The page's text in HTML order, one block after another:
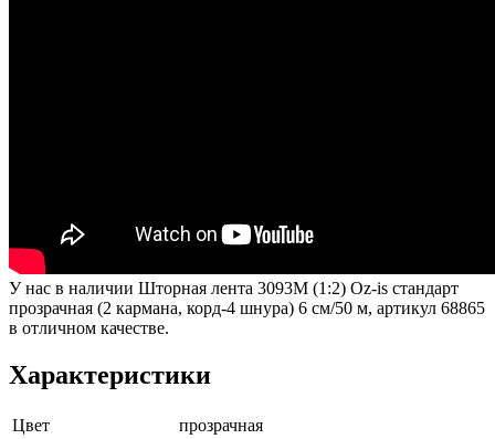
У нас в наличии Шторная лента 3093M (1:2) Oz-is стандарт
прозрачная (2 кармана, корд-4 шнура) 6 см/50 м, артикул 68865
в отличном качестве.
Характеристики
Цвет
прозрачная